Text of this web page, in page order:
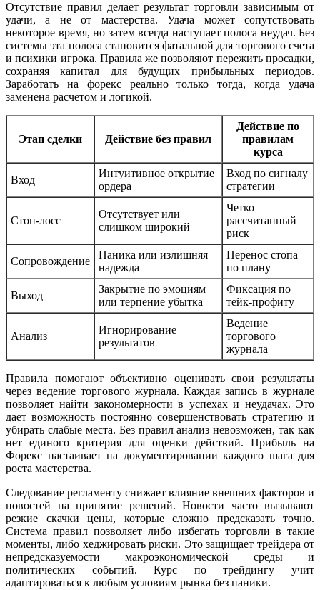
Отсутствие правил делает результат торговли зависимым от
удачи, а не от мастерства. Удача может сопутствовать
некоторое время, но затем всегда наступает полоса неудач. Без
системы эта полоса становится фатальной для торгового счета
и психики игрока. Правила же позволяют пережить просадки,
сохраняя капитал для будущих прибыльных периодов.
Заработать на форекс реально только тогда, когда удача
заменена расчетом и логикой.
Этап сделки Действие без правил
Действие по
правилам
курса
Вход
Интуитивное открытие
ордера
Вход по сигналу
стратегии
Стоп-лосс
Отсутствует или
слишком широкий
Четко
рассчитанный
риск
Сопровождение
Паника или излишняя
надежда
Перенос стопа
по плану
Выход
Закрытие по эмоциям
или терпение убытка
Фиксация по
тейк-профиту
Анализ
Игнорирование
результатов
Ведение
торгового
журнала
Правила помогают объективно оценивать свои результаты
через ведение торгового журнала. Каждая запись в журнале
позволяет найти закономерности в успехах и неудачах. Это
дает возможность постоянно совершенствовать стратегию и
убирать слабые места. Без правил анализ невозможен, так как
нет единого критерия для оценки действий. Прибыль на
Форекс настаивает на документировании каждого шага для
роста мастерства.
Следование регламенту снижает влияние внешних факторов и
новостей на принятие решений. Новости часто вызывают
резкие скачки цены, которые сложно предсказать точно.
Система правил позволяет либо избегать торговли в такие
моменты, либо хеджировать риски. Это защищает трейдера от
непредсказуемости макроэкономической среды и
политических событий. Курс по трейдингу учит
адаптироваться к любым условиям рынка без паники.